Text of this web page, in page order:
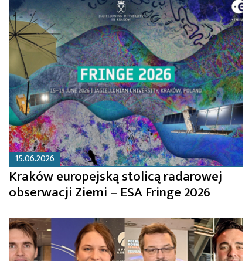
15.06.2026
Kraków europejską stolicą radarowej
obserwacji Ziemi – ESA Fringe 2026